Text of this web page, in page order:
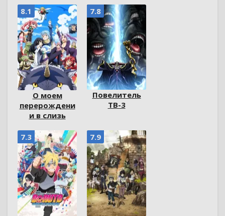
8.1
О моем
перерождени
и в слизь
7.8
Повелитель
ТВ-3
7.3 7.9